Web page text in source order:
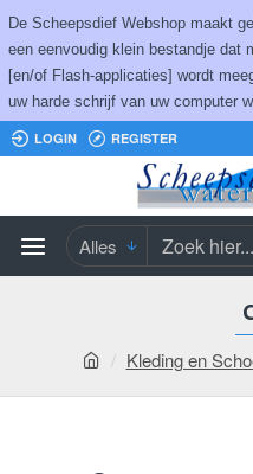
De Scheepsdief Webshop maakt
een eenvoudig klein bestandje dat
[en/of Flash-applicaties] wordt
uw harde schrijf van uw computer
LOGIN REGISTER
Alles
Kleding en